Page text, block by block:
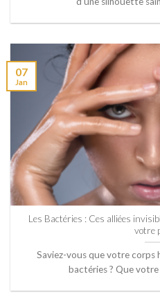
Les Bactéries : Ces alliées
votre
Saviez-vous que votre corps
bactéries ? Que
07
Jan